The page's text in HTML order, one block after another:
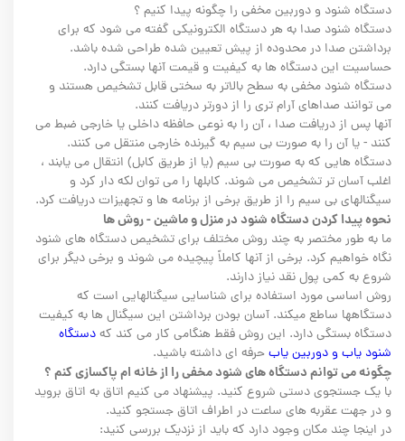
دستگاه شنود و دوربین مخفی را چگونه پیدا کنیم ؟
دستگاه شنود صدا به هر دستگاه الکترونیکی گفته می شود که برای
برداشتن صدا در محدوده از پیش تعیین شده طراحی شده باشد.
حساسیت این دستگاه ها به کیفیت و قیمت آنها بستگی دارد.
دستگاه شنود مخفی به سطح بالاتر به سختی قابل تشخیص هستند و
می توانند صداهای آرام تری را از دورتر دریافت کنند.
آنها پس از دریافت صدا ، آن را به نوعی حافظه داخلی یا خارجی ضبط می
کنند - یا آن را به صورت بی سیم به گیرنده خارجی منتقل می کنند.
دستگاه هایی که به صورت بی سیم (یا از طریق کابل) انتقال می یابند ،
اغلب آسان تر تشخیص می شوند. کابلها را می توان لکه دار کرد و
سیگنالهای بی سیم را از طریق برخی از برنامه ها و تجهیزات دریافت کرد.
نحوه پيدا كردن دستگاه شنود در منزل و ماشین - روش ها
ما به طور مختصر به چند روش مختلف برای تشخیص دستگاه های شنود
نگاه خواهیم کرد. برخی از آنها کاملاً پیچیده می شوند و برخی دیگر برای
شروع به کمی پول نقد نیاز دارند.
روش اساسی مورد استفاده برای شناسایی سیگنالهایی است که
دستگاهها ساطع میکند. آسان بودن برداشتن این سیگنال ها به کیفیت
دستگاه بستگی دارد. این روش فقط هنگامی کار می کند کهدستگاه
شنود یاب و دوربین یابحرفه ای داشته باشید.
چگونه می توانم دستگاه های شنود مخفی را از خانه ام پاکسازی کنم ؟
با یک جستجوی دستی شروع کنید. پیشنهاد می کنیم اتاق به اتاق بروید
و در جهت عقربه های ساعت در اطراف اتاق جستجو کنید.
در اینجا چند مکان وجود دارد که باید از نزدیک بررسی کنید: